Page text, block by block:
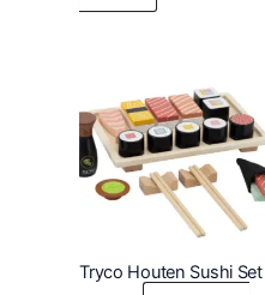
Tryco Houten Sushi Set